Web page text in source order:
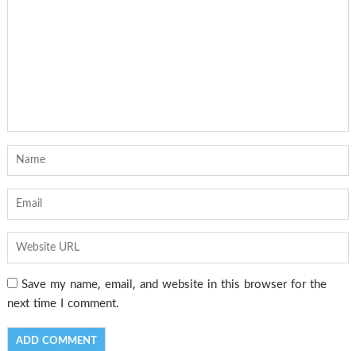
Save my name, email, and website in this browser for the
next time I comment.